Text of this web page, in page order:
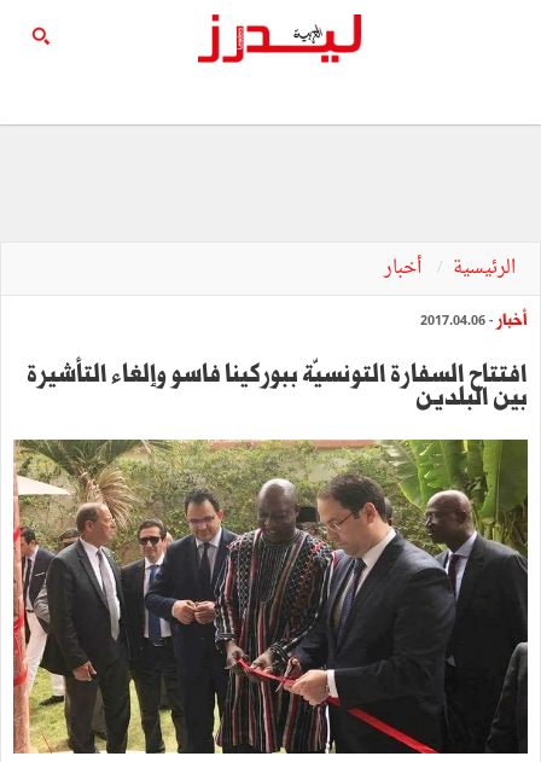
الرئيسية أخبار
أخبار - 2017.04.06
افتتاح السفارة التونسيّة ببوركينا فاسو وإلغاء التأشيرة
بين البلدين